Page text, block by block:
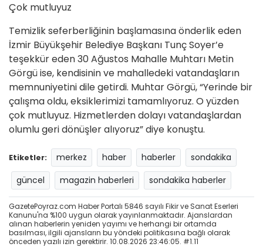
Çok mutluyuz
Temizlik seferberliğinin başlamasına önderlik eden
İzmir Büyükşehir Belediye Başkanı Tunç Soyer’e
teşekkür eden 30 Ağustos Mahalle Muhtarı Metin
Görgü ise, kendisinin ve mahalledeki vatandaşların
memnuniyetini dile getirdi. Muhtar Görgü, “Yerinde bir
çalışma oldu, eksiklerimizi tamamlıyoruz. O yüzden
çok mutluyuz. Hizmetlerden dolayı vatandaşlardan
olumlu geri dönüşler alıyoruz” diye konuştu.
Etiketler: merkez haber haberler
sondakika
güncel
magazin haberleri sondakika haberler
GazetePoyraz.com Haber Portalı 5846 sayılı Fikir ve Sanat Eserleri
Kanunu'na %100 uygun olarak yayınlanmaktadır. Ajanslardan
alınan haberlerin yeniden yayımı ve herhangi bir ortamda
basılması, ilgili ajansların bu yöndeki politikasına bağlı olarak
önceden yazılı izin gerektirir. 10.08.2026 23:46:05. #1.11